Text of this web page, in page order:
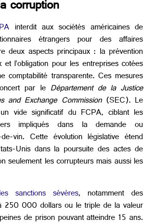
corruption
interdit aux sociétés américaines de
étrangers pour des affaires
deux aspects principaux : la prévention
l’obligation pour les entreprises cotées
comptabilité transparente. Ces mesures
par le Département de la Justice
and Exchange Commission(SEC). Le
vide significatif du FCPA, ciblant les
impliqués dans la demande ou
vin. Cette évolution législative étend
Unis dans la poursuite des actes de
seulement les corrupteurs mais aussi les
sanctions sévères, notamment des
250 000 dollars ou le triple de la valeur
de prison pouvant atteindre 15 ans.